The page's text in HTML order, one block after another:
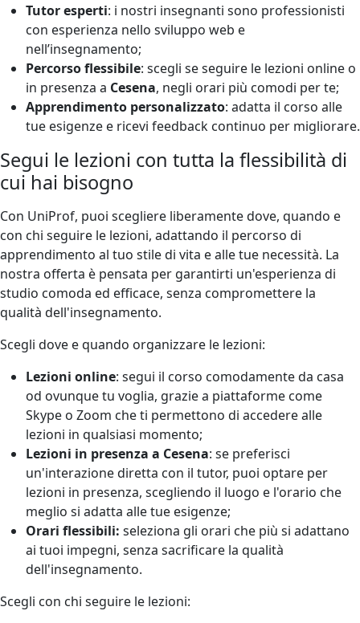
Tutor esperti: i nostri insegnanti sono professionisti
con esperienza nello sviluppo web e
nell’insegnamento;
Percorso flessibile: scegli se seguire le lezioni online o
in presenza a Cesena, negli orari più comodi per te;
Apprendimento personalizzato: adatta il corso alle
tue esigenze e ricevi feedback continuo per migliorare.
Segui le lezioni con tutta la flessibilità di
cui hai bisogno
Con UniProf, puoi scegliere liberamente dove, quando e
con chi seguire le lezioni, adattando il percorso di
apprendimento al tuo stile di vita e alle tue necessità. La
nostra offerta è pensata per garantirti un'esperienza di
studio comoda ed efficace, senza compromettere la
qualità dell'insegnamento.
Scegli dove e quando organizzare le lezioni:
Lezioni online: segui il corso comodamente da casa
od ovunque tu voglia, grazie a piattaforme come
Skype o Zoom che ti permettono di accedere alle
lezioni in qualsiasi momento;
Lezioni in presenza a Cesena: se preferisci
un'interazione diretta con il tutor, puoi optare per
lezioni in presenza, scegliendo il luogo e l'orario che
meglio si adatta alle tue esigenze;
Orari flessibili: seleziona gli orari che più si adattano
ai tuoi impegni, senza sacrificare la qualità
dell'insegnamento.
Scegli con chi seguire le lezioni: